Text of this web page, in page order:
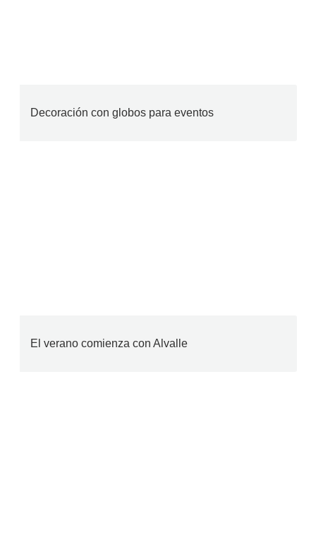
Decoración con globos para eventos
El verano comienza con Alvalle